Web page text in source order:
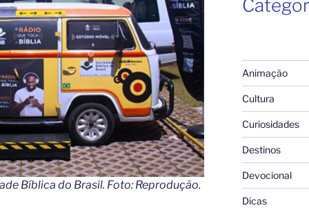
Bíblica do Brasil. Foto: Reprodução.
Animação
Cultura
Curiosidades
Destinos
Devocional
Dicas